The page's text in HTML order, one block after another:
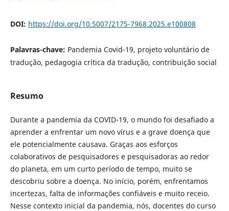
DOI: https://doi.org/10.5007/2175-7968.2025.e100808
Palavras-chave: Pandemia Covid-19, projeto voluntário de
tradução, pedagogia crítica da tradução, contribuição social
Resumo
Durante a pandemia da COVID-19, o mundo foi desafiado a
aprender a enfrentar um novo vírus e a grave doença que
ele potencialmente causava. Graças aos esforços
colaborativos de pesquisadores e pesquisadoras ao redor
do planeta, em um curto período de tempo, muito se
descobriu sobre a doença. No início, porém, enfrentamos
incertezas, falta de informações confiáveis e muito receio.
Nesse contexto inicial da pandemia, nós, docentes do curso